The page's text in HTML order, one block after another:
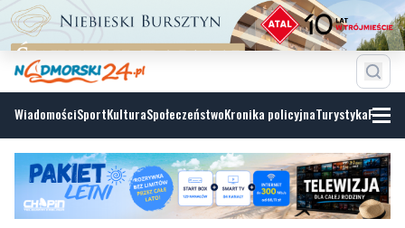
WiadomościSportKulturaSpołeczeństwoKronika policyjnaTurystyka
Apple iPhone 15 Pro: Potęga i